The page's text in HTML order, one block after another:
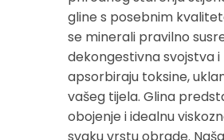
gline s posebnim
se minerali pravilno
dekongestivna svojstva i
apsorbiraju toksine,
vašeg tijela. Glina
obojenje i idealnu
svaku vrstu obrade.